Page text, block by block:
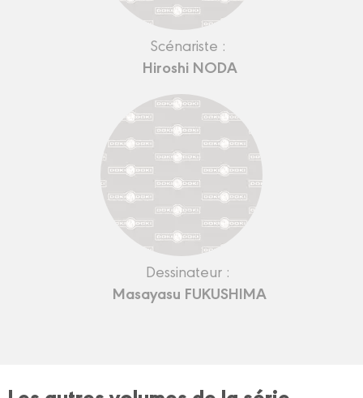
Scénariste :
Hiroshi NODA
Dessinateur :
Masayasu FUKUSHIMA